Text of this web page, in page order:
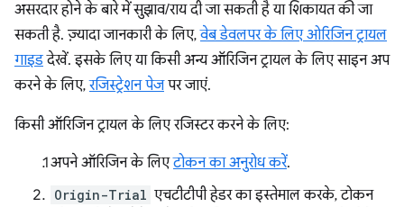
असरदार होने के बारे में सुझाव/राय दी जा सकती है या शिकायत की जा
सकती है. ज़्यादा जानकारी के लिए,वेब डेवलपर के लिए ओरिजिन ट्रायल
गाइडदेखें. इसके लिए या किसी अन्य ऑरिजिन ट्रायल के लिए साइन अप
करने के लिए,रजिस्ट्रेशन पेजपर जाएं.
किसी ऑरिजिन ट्रायल के लिए रजिस्टर करने के लिए:
अपने ऑरिजिन के लिएटोकन का अनुरोध करें.
Origin-Trial एचटीटीपी हेडर का इस्तेमाल करके, टोकन